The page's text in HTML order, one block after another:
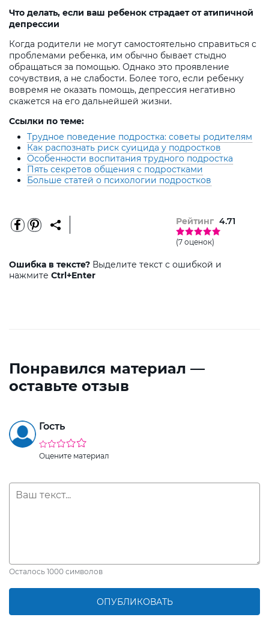
Что делать, если ваш ребенок страдает от атипичной
депрессии
Когда родители не могут самостоятельно справиться с
проблемами ребенка, им обычно бывает стыдно
обращаться за помощью. Однако это проявление
сочувствия, а не слабости. Более того, если ребенку
вовремя не оказать помощь, депрессия негативно
скажется на его дальнейшей жизни.
Ссылки по теме:
Трудное поведение подростка: советы родителям
Как распознать риск суицида у подростков
Особенности воспитания трудного подростка
Пять секретов общения с подростками
Больше статей о психологии подростков
Рейтинг 4.71
(7 оценок)
Ошибка в тексте? Выделите текст с ошибкой и
нажмите Ctrl+Enter
Понравился материал —
оставьте отзыв
Гость
Оцените материал
Осталось 1000 символов
ОПУБЛИКОВАТЬ